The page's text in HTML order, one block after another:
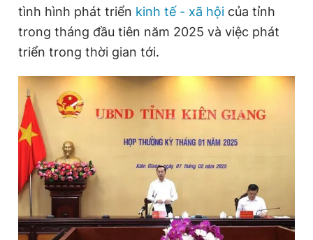
Thông tin tòa soạn Liên hệ quảng cáo
Đọc Thanh Niên trên điện thoại
Theo dõi báo trên
tình hình phát triển kinh tế - xã hội của tỉnh
trong tháng đầu tiên năm 2025 và việc phát
triển trong thời gian tới.